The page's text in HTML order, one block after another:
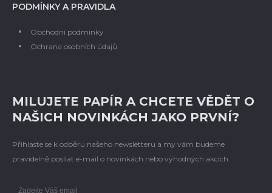
PODMÍNKY A PRAVIDLA
Obchodní podmínky
Ochrana osobních údajů
MILUJETE PAPÍR A CHCETE VĚDĚT O
NAŠICH NOVINKÁCH JAKO PRVNÍ?
Přihlaste se k odběru našeho newsletteru a my vám budeme
pravidelně posílat e-mail o novinkách nebo výhodných akcích.